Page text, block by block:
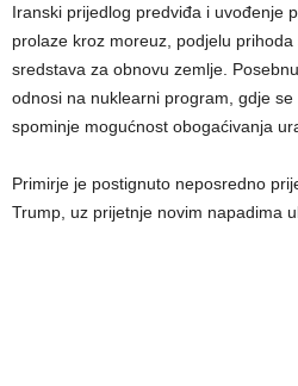
Iranski prijedlog predviđa i uvođenje
prolaze kroz moreuz, podjelu
sredstava za obnovu zemlje.
odnosi na nuklearni program, gdje
spominje mogućnost obogaćivanja
Primirje je postignuto neposredno
Trump, uz prijetnje novim napadima